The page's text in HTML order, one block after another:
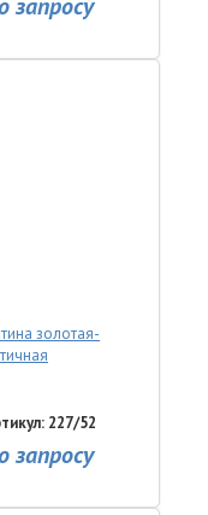
золотая-
227/52
запросу